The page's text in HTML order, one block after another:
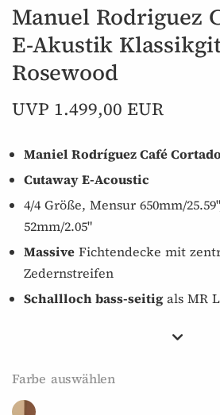
Manuel Rodriguez
E-Akustik
Rosewood
UVP 1.499,00 EUR
Maniel Rodríguez Café
Cutaway E-Acoustic
4/4 Größe, Mensur 650mm/
52mm/2.05"
Massive Fichtendecke mit
Zedernstreifen
Schallloch bass-seitigals MR
Farbe auswählen